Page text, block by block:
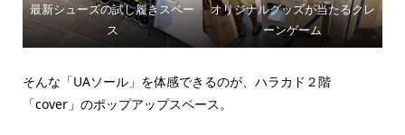
最新シューズの試し履きスペー
ス
オリジナルグッズが当たるクレ
ーンゲーム
そんな「UAソール」を体感できるのが、ハラカド２階
「cover」のポップアップスペース。